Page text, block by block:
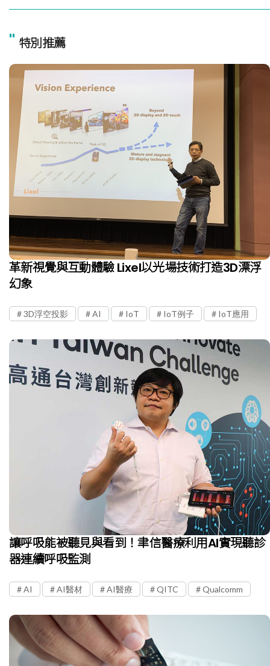
" 特別推薦
革新視覺與互動體驗 Lixel以光場技術打造3D漂浮
幻象
3D浮空投影 AI IoT IoT例子 IoT應用
讓呼吸能被聽見與看到！聿信醫療利用AI實現聽診
器連續呼吸監測
AI AI醫材 AI醫療 QITC Qualcomm